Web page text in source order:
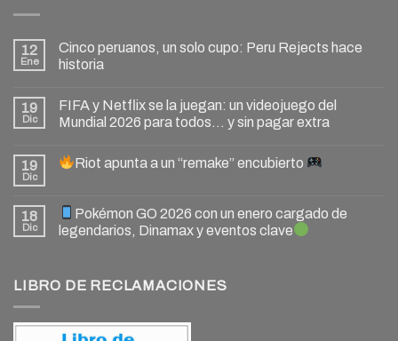
12
Ene
Cinco peruanos, un solo cupo: Peru Rejects hace
historia
19
Dic
FIFA y Netflix se la juegan: un videojuego del
Mundial 2026 para todos… y sin pagar extra
19
Dic
Riot apunta a un “remake” encubierto
18
Dic
Pokémon GO 2026 con un enero cargado de
legendarios, Dinamax y eventos clave
LIBRO DE RECLAMACIONES